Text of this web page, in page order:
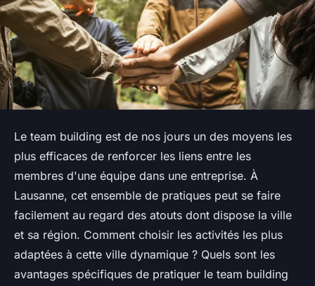
Le team building est de nos jours un des moyens les
plus efficaces de renforcer les liens entre les
membres d'une équipe dans une entreprise. À
Lausanne, cet ensemble de pratiques peut se faire
facilement au regard des atouts dont dispose la ville
et sa région. Comment choisir les activités les plus
adaptées à cette ville dynamique ? Quels sont les
avantages spécifiques de pratiquer le team building